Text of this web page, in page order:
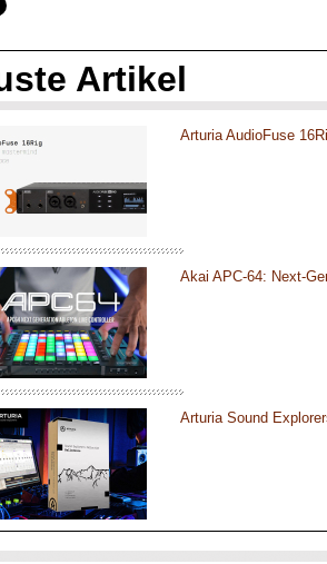
Artikel
Arturia AudioFuse
Akai APC-64: Next-
Arturia Sound